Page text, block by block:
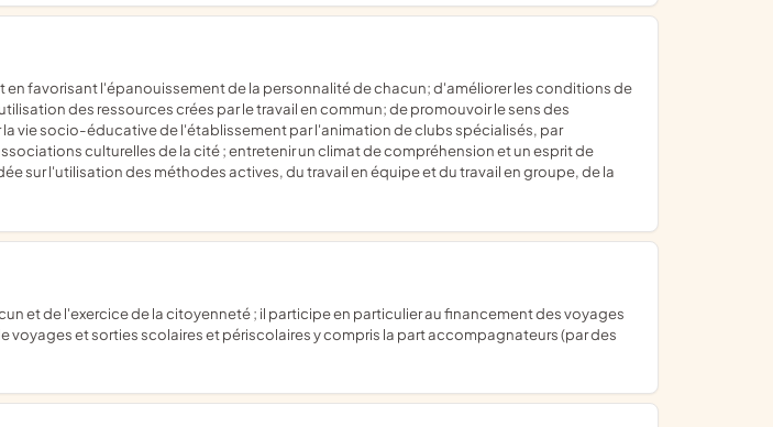
des ressources crées par le travail en commun; de promouvoir le sens des
vie socio-éducative de l'établissement par l'animation de clubs spécialisés, par
culturelles de la cité ; entretenir un climat de compréhension et un esprit de
sur l'utilisation des méthodes actives, du travail en équipe et du travail en groupe, de la
et sorties scolaires et périscolaires y compris la part accompagnateurs (par des